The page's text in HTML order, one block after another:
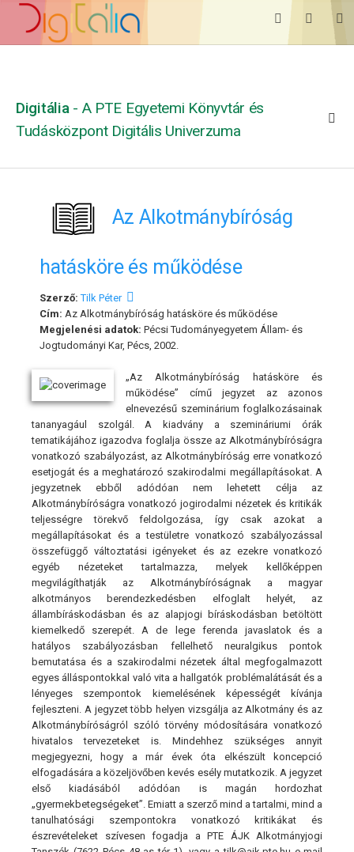
Digitália - A PTE Egyetemi Könyvtár és
Tudásközpont Digitális Univerzuma
Az Alkotmánybíróság
hatásköre és működése
Szerző: Tilk Péter
Cím: Az Alkotmánybíróság hatásköre és működése
Megjelenési adatok: Pécsi Tudományegyetem Állam- és
Jogtudományi Kar, Pécs, 2002.
„Az Alkotmánybíróság hatásköre és
működése” című jegyzet az azonos
elnevezésű szeminárium foglalkozásainak
tananyagául szolgál. A kiadvány a szemináriumi órák
tematikájához igazodva foglalja össze az Alkotmánybíróságra
vonatkozó szabályozást, az Alkotmánybíróság erre vonatkozó
esetjogát és a meghatározó szakirodalmi megállapításokat. A
jegyzetnek ebből adódóan nem lehetett célja az
Alkotmánybíróságra vonatkozó jogirodalmi nézetek és kritikák
teljességre törekvő feldolgozása, így csak azokat a
megállapításokat és a testületre vonatkozó szabályozással
összefüggő változtatási igényeket és az ezekre vonatkozó
egyéb nézeteket tartalmazza, melyek kellőképpen
megvilágíthatják az Alkotmánybíróságnak a magyar
alkotmányos berendezkedésben elfoglalt helyét, az
állambíráskodásban és az alapjogi bíráskodásban betöltött
kiemelkedő szerepét. A de lege ferenda javaslatok és a
hatályos szabályozásban fellelhető neuralgikus pontok
bemutatása és a szakirodalmi nézetek által megfogalmazott
egyes álláspontokkal való vita a hallgatók problémalátását és a
lényeges szempontok kiemelésének képességét kívánja
fejleszteni. A jegyzet több helyen vizsgálja az Alkotmány és az
Alkotmánybíróságról szóló törvény módosítására vonatkozó
hivatalos tervezeteket is. Mindehhez szükséges annyit
megjegyezni, hogy a már évek óta elkészült koncepció
elfogadására a közeljövőben kevés esély mutatkozik. A jegyzet
első kiadásából adódóan is magán hordozhat
„gyermekbetegségeket”. Emiatt a szerző mind a tartalmi, mind a
tanulhatósági szempontokra vonatkozó kritikákat és
észrevételeket szívesen fogadja a PTE ÁJK Alkotmányjogi